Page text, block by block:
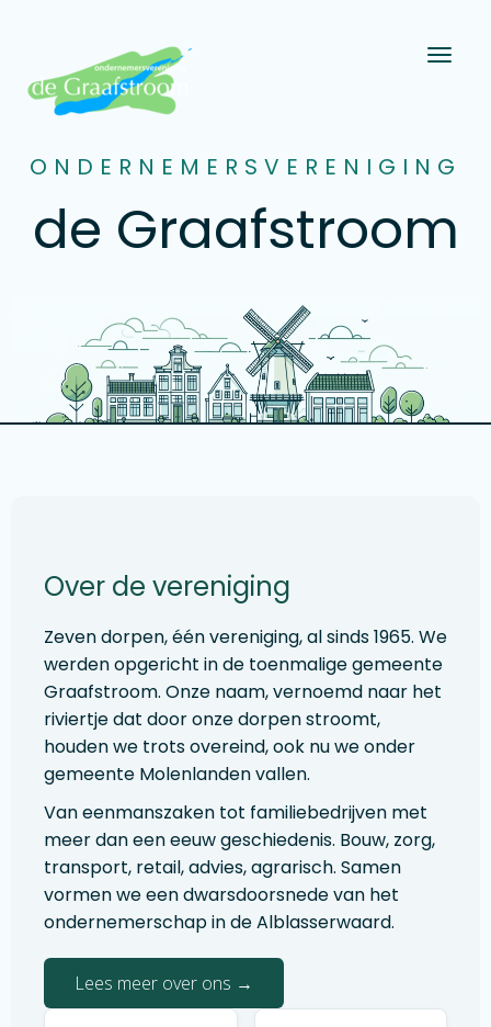
Toggle
ONDERNEMERSVERENIGING
de Graafstroom
Over de vereniging
Zeven dorpen, één vereniging, al sinds 1965. We
werden opgericht in de toenmalige gemeente
Graafstroom. Onze naam, vernoemd naar het
riviertje dat door onze dorpen stroomt,
houden we trots overeind, ook nu we onder
gemeente Molenlanden vallen.
Van eenmanszaken tot familiebedrijven met
meer dan een eeuw geschiedenis. Bouw, zorg,
transport, retail, advies, agrarisch. Samen
vormen we een dwarsdoorsnede van het
ondernemerschap in de Alblasserwaard.
Lees meer over ons →